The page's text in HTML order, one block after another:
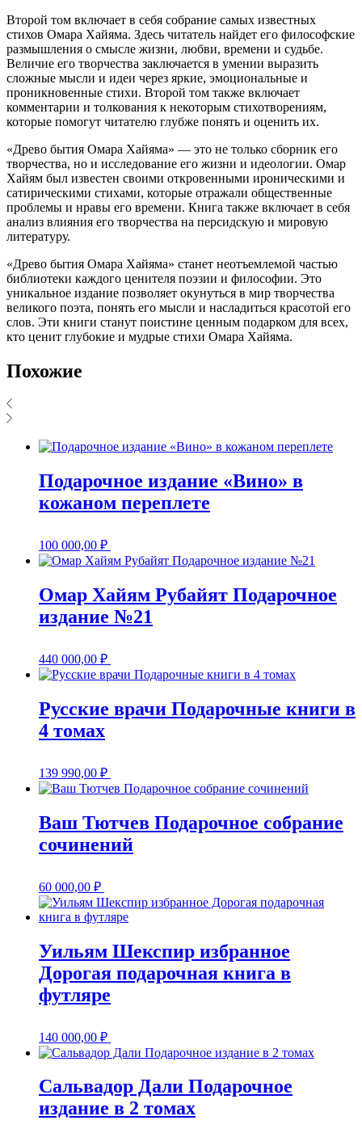
Второй том включает в себя собрание самых известных
стихов Омара Хайяма. Здесь читатель найдет его философские
размышления о смысле жизни, любви, времени и судьбе.
Величие его творчества заключается в умении выразить
сложные мысли и идеи через яркие, эмоциональные и
проникновенные стихи. Второй том также включает
комментарии и толкования к некоторым стихотворениям,
которые помогут читателю глубже понять и оценить их.
«Древо бытия Омара Хайяма» — это не только сборник его
творчества, но и исследование его жизни и идеологии. Омар
Хайям был известен своими откровенными ироническими и
сатирическими стихами, которые отражали общественные
проблемы и нравы его времени. Книга также включает в себя
анализ влияния его творчества на персидскую и мировую
литературу.
«Древо бытия Омара Хайяма» станет неотъемлемой частью
библиотеки каждого ценителя поэзии и философии. Это
уникальное издание позволяет окунуться в мир творчества
великого поэта, понять его мысли и насладиться красотой его
слов. Эти книги станут поистине ценным подарком для всех,
кто ценит глубокие и мудрые стихи Омара Хайяма.
Похожие
Подарочное издание «Вино» в
кожаном переплете
100 000,00 ₽
Омар Хайям Рубайят Подарочное
издание №21
440 000,00 ₽
Русские врачи Подарочные книги в
4 томах
139 990,00 ₽
Ваш Тютчев Подарочное собрание
сочинений
60 000,00 ₽
Уильям Шекспир избранное
Дорогая подарочная книга в
футляре
140 000,00 ₽
Сальвадор Дали Подарочное
издание в 2 томах